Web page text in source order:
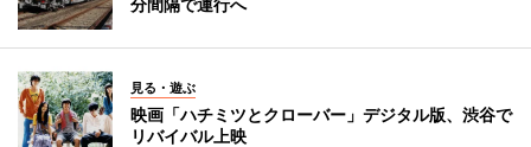
見る・遊ぶ
映画「ハチミツとクローバー」デジタル版、渋谷で
リバイバル上映